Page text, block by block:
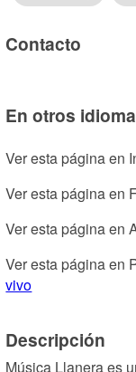
Contacto
En otros
Ver esta página en
Ver esta página en
Ver esta página en
Ver esta página en
vivo
Descripción
Música Llanera es